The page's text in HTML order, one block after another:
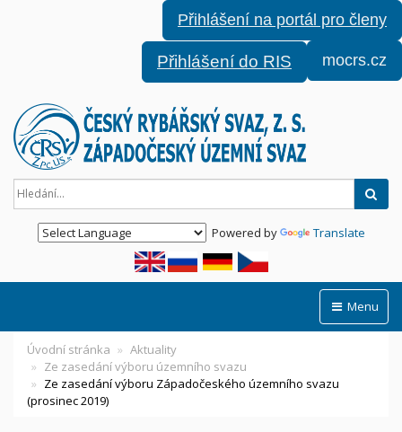
Přihlášení na portál pro členy
Přihlášení do RIS mocrs.cz
Powered by Translate
Menu
Úvodní stránka
Aktuality
Ze zasedání výboru územního svazu
Ze zasedání výboru Západočeského územního svazu
(prosinec 2019)